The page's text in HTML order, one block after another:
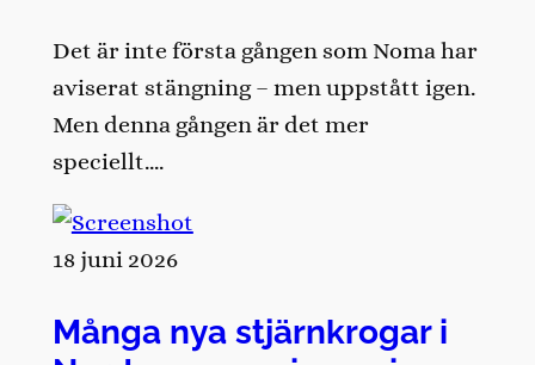
Det är inte första gången som Noma har
aviserat stängning – men uppstått igen.
Men denna gången är det mer
speciellt….
18 juni 2026
Många nya stjärnkrogar i